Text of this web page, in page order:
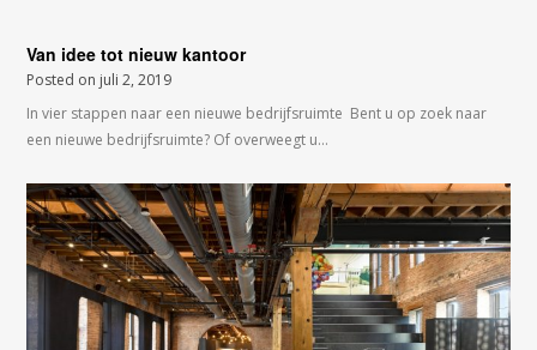
Van idee tot nieuw kantoor
Posted on juli 2, 2019
In vier stappen naar een nieuwe bedrijfsruimte Bent u op zoek naar
een nieuwe bedrijfsruimte? Of overweegt u…